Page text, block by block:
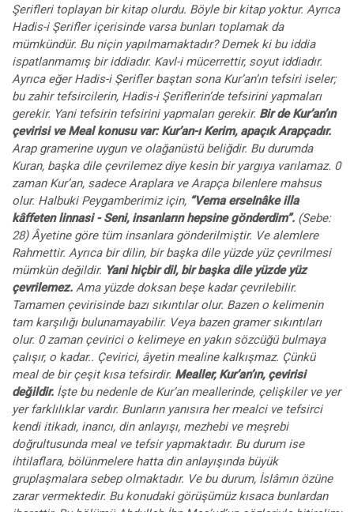
Şerifleri toplayan bir kitap olurdu. Böyle bir kitap yoktur. Ayrıca
Hadis-i Şerifler içerisinde varsa bunları toplamak da
mümkündür. Bu niçin yapılmamaktadır? Demek ki bu iddia
ispatlanmamış bir iddiadır. Kavl-i mücerrettir, soyut iddiadır.
Ayrıca eğer Hadis-i Şerifler baştan sona Kur’an’ın tefsiri iseler;
bu zahir tefsircilerin, Hadis-i Şeriflerin’de tefsirini yapmaları
gerekir. Yani tefsirin tefsirini yapmaları gerekir. Bir de Kur’an’ın
çevirisi ve Meal konusu var: Kur’an-ı Kerim, apaçık Arapçadır.
Arap gramerine uygun ve olağanüstü beliğdir. Bu durumda
Kuran, başka dile çevrilemez diye kesin bir yargıya varılamaz. 0
zaman Kur’an, sadece Araplara ve Arapça bilenlere mahsus
olur. Halbuki Peygamberimiz için, “Vema erseInâke illa
kâffeten linnasi - Seni, insanların hepsine gönderdim”. (Sebe:
28) Âyetine göre tüm insanlara gönderilmiştir. Ve alemlere
Rahmettir. Ayrıca bir dilin, bir başka dile yüzde yüz çevrilmesi
mümkün değildir. Yani hiçbir dil, bir başka dile yüzde yüz
çevrilemez. Ama yüzde doksan beşe kadar çevrilebilir.
Tamamen çevirisinde bazı sıkıntılar olur. Bazen o kelimenin
tam karşılığı bulunamayabilir. Veya bazen gramer sıkıntıları
olur. 0 zaman çevirici o kelimeye en yakın sözcüğü bulmaya
çalışır, o kadar.. Çevirici, âyetin mealine kalkışmaz. Çünkü
meal de bir çeşit kısa tefsirdir. Mealler, Kur’an’ın, çevirisi
değildir. İşte bu nedenle de Kur’an meallerinde, çelişkiler ve yer
yer farklılıklar vardır. Bunların yanısıra her mealci ve tefsirci
kendi itikadı, inancı, din anlayışı, mezhebi ve meşrebi
doğrultusunda meal ve tefsir yapmaktadır. Bu durum ise
ihtilaflara, bölünmelere hatta din anlayışında büyük
gruplaşmalara sebep olmaktadır. Ve bu durum, İslâmın özüne
zarar vermektedir. Bu konudaki görüşümüz kısaca bunlardan